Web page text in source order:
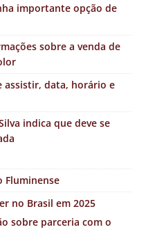
importante opção de
sobre a venda de
assistir, data, horário e
indica que deve se
Fluminense
no Brasil em 2025
sobre parceria com o